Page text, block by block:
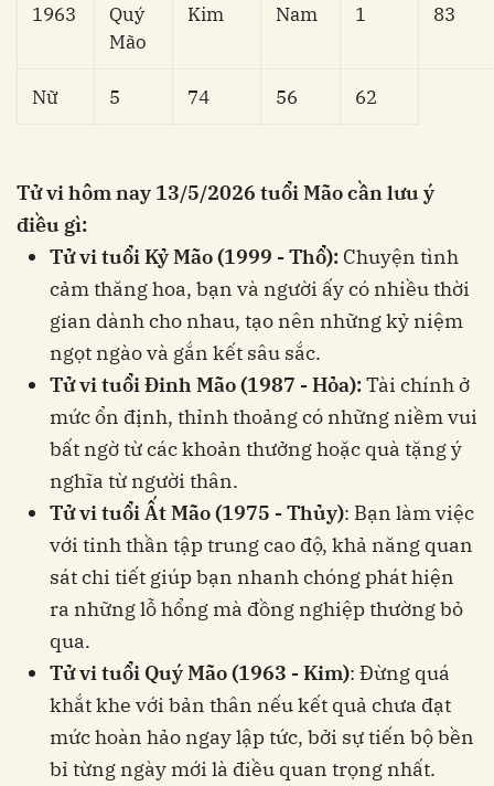
1963
Quý
Mão
Kim Nam 1 83
Nữ 5 74 56 62
Tử vi hôm nay 13/5/2026 tuổi Mão cần lưu ý
điều gì:
Tử vi tuổi Kỷ Mão (1999 - Thổ): Chuyện tình
cảm thăng hoa, bạn và người ấy có nhiều thời
gian dành cho nhau, tạo nên những kỷ niệm
ngọt ngào và gắn kết sâu sắc.
Tử vi tuổi Đinh Mão (1987 - Hỏa):Tài chính ở
mức ổn định, thỉnh thoảng có những niềm vui
bất ngờ từ các khoản thưởng hoặc quà tặng ý
nghĩa từ người thân.
Tử vi tuổi Ất Mão (1975 - Thủy): Bạn làm việc
với tinh thần tập trung cao độ, khả năng quan
sát chi tiết giúp bạn nhanh chóng phát hiện
ra những lỗ hổng mà đồng nghiệp thường bỏ
qua.
Tử vi tuổi Quý Mão (1963 - Kim): Đừng quá
khắt khe với bản thân nếu kết quả chưa đạt
mức hoàn hảo ngay lập tức, bởi sự tiến bộ bền
bỉ từng ngày mới là điều quan trọng nhất.